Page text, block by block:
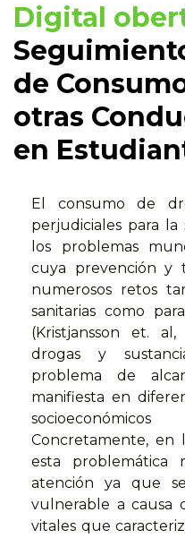
Digital
de
otras
en
El consumo de
perjudiciales para
los problemas
cuya prevención y
numerosos retos
sanitarias como
(Kristjansson et.
drogas y
problema de
manifiesta en
Concretamente, en
esta problemática
atención ya que
vulnerable a causa
vitales que